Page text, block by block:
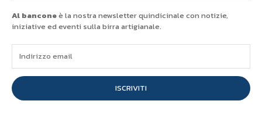
Al banconeè la nostra newsletter quindicinale con notizie,
iniziative ed eventi sulla birra artigianale.
ISCRIVITI